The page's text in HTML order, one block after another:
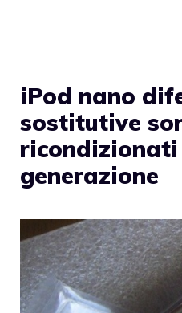
iPod nano
sostitutive
generazione